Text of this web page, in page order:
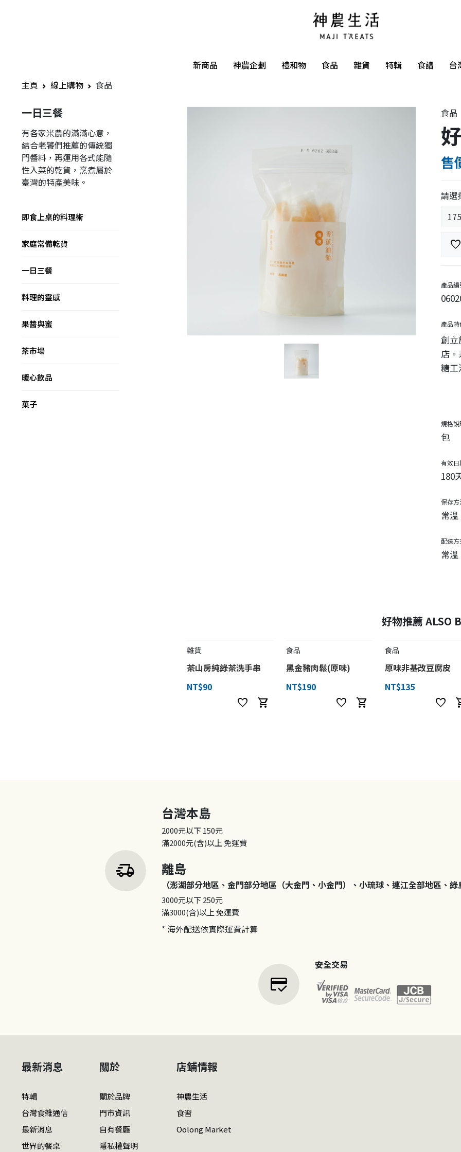
新商品 神農企劃 禮和物 食品 雜貨 特輯 食譜
台
主頁
線上購物 食品
一日三餐
有各家米農的滿滿心意，
結合老饕們推薦的傳統獨
門醬料，再運用各式能隨
性入菜的乾貨，烹煮屬於
臺灣的特產美味。
即食上桌的料理術
家庭常備乾貨
一日三餐
料理的靈感
果醬與蜜
茶市場
暖心飲品
菓子
食品
售
請選
favorite
產品編
產品特
創
店
糖工
規格說
包
有效日
180
保存方
常
配送方
常溫
好物推薦 ALSO
雜貨
茶山房純綠茶洗手串
NT$90
favorite shopping_cart
食品
黑金豬肉鬆(原味)
NT$190
favorite shopping_cart
食品
原味非基改豆腐皮
NT$135
favorite
delivery_truck_speed
台灣本島
2000元以下150元
滿2000元(含)以上免運費
離島
（澎湖部分地區、金門部分地區（大金門、小金門）、小琉球、連江全部地區、綠
3000元以下250元
滿3000(含)以上免運費
* 海外配送依實際運費計算
credit_score
安全交易
最新消息
特輯
台灣食雜通信
最新消息
世界的餐桌
關於
關於品牌
門市資訊
自有餐廳
隱私權聲明
店鋪情報
神農生活
食習
Oolong Market